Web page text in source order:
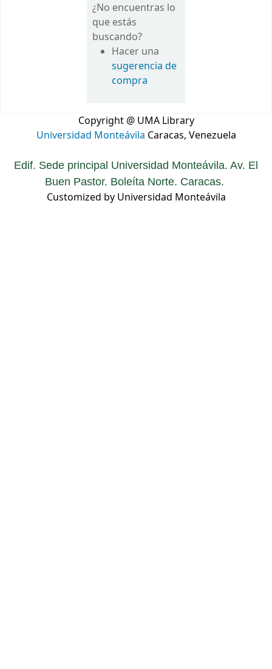
¿No encuentras lo
que estás
buscando?
Hacer una
sugerencia de
compra
Copyright @ UMA Library
Universidad Monteávila Caracas, Venezuela
Edif. Sede principal Universidad Monteávila. Av. El
Buen Pastor. Boleíta Norte. Caracas.
Customized by Universidad Monteávila